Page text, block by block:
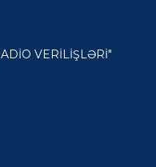
VERİLİŞLƏRİ"